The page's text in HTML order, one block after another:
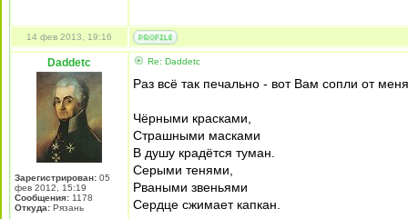
14 фев 2013, 19:16
Daddetc
Зарегистрирован: 05
фев 2012, 15:19
Сообщения: 1178
Откуда: Рязань
Re: Daddetc
Раз всё так печально - вот Вам сопли от
Чёрными красками,
Страшными масками
В душу крадётся туман.
Серыми тенями,
Рваными звеньями
Сердце сжимает капкан.